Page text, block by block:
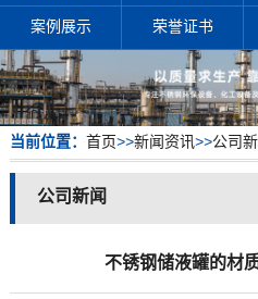
案例展示 荣誉证书
当前位置： 首页>>新闻资讯>>公司
公司新闻
不锈钢储液罐的材